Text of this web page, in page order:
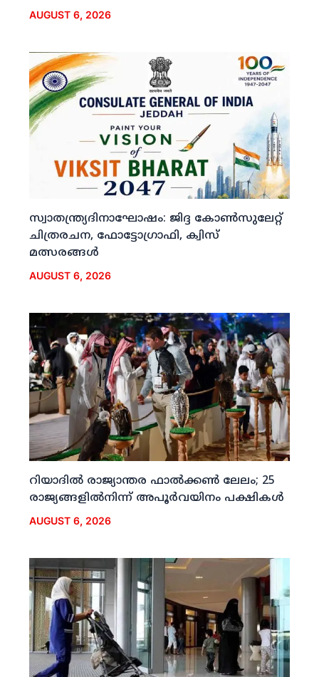
AUGUST 6, 2026
സ്വാതന്ത്ര്യദിനാഘോഷം: ജിദ്ദ കോണ്‍സുലേറ്റ്
ചിത്രരചന, ഫോട്ടോഗ്രാഫി, ക്വിസ്
മത്സരങ്ങള്‍
AUGUST 6, 2026
റിയാദില്‍ രാജ്യാന്തര ഫാല്‍ക്കണ്‍ ലേലം; 25
രാജ്യങ്ങളില്‍നിന്ന് അപൂര്‍വയിനം പക്ഷികള്‍
AUGUST 6, 2026